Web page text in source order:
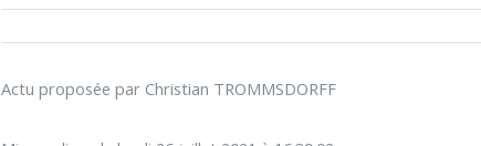
Actu proposée par Christian TROMMSDORFF